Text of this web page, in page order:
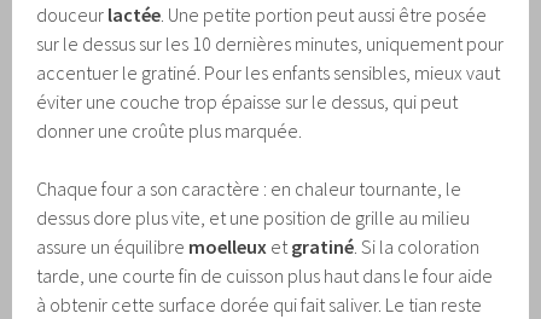
douceur lactée . Une petite portion peut aussi être posée
sur le dessus sur les 10 dernières minutes, uniquement pour
accentuer le gratiné. Pour les enfants sensibles, mieux vaut
éviter une couche trop épaisse sur le dessus, qui peut
donner une croûte plus marquée.
Chaque four a son caractère : en chaleur tournante, le
dessus dore plus vite, et une position de grille au milieu
assure un équilibre moelleux et gratiné . Si la coloration
tarde, une courte fin de cuisson plus haut dans le four aide
à obtenir cette surface dorée qui fait saliver. Le tian reste